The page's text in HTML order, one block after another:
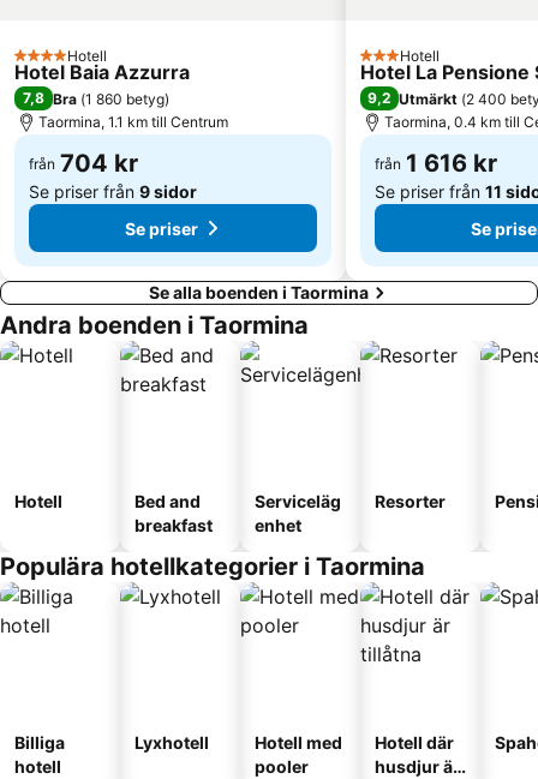
4 Stjärnor
Hotell
Hotel Baia Azzurra
7,8 Bra (1 860 betyg)
Taormina, 1.1 km till Centrum
från 704 kr
Se priser från 9 sidor
Se priser
3 Stjärnor
Hotell
Hotel La Pensione
9,2 Utmärkt (2 400
Taormina, 0.4 km till
från 1 616 kr
Se priser från 11
Se
Se alla boenden i Taormina
Andra boenden i Taormina
Hotell
Bed and
breakfast
Serviceläg
enhet
Resorter
Populära hotellkategorier i Taormina
Billiga
hotell
Lyxhotell
Hotell med
pooler
Hotell där
husdjur är